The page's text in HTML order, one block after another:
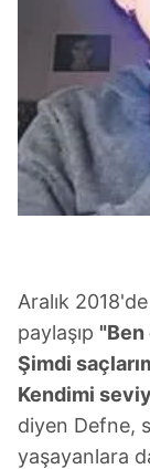
Aralık 2018'de
paylaşıp
Şimdi
Kendimi
diyen Defne,
yaşayanlara